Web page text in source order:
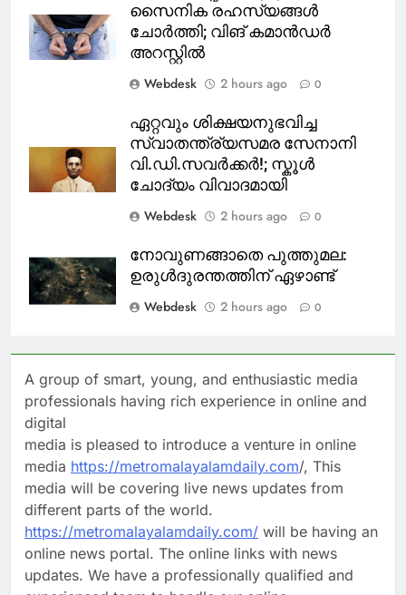
സൈനിക രഹസ്യങ്ങൾ
ചോർത്തി; വിങ് കമാൻഡർ
അറസ്റ്റിൽ
Webdesk
2 hours ago 0
ഏറ്റവും ശിക്ഷയനുഭവിച്ച
സ്വാതന്ത്ര്യസമര സേനാനി
വി.ഡി.സവർക്കർ!; സ്കൂൾ
ചോദ്യം വിവാദമായി
Webdesk
2 hours ago 0
നോവുണങ്ങാതെ പുത്തുമല:
ഉരുൾദുരന്തത്തിന് ഏഴാണ്ട്
Webdesk
2 hours ago 0
A group of smart, young, and enthusiastic media
professionals having rich experience in online and
digital
media is pleased to introduce a venture in online
media https://metromalayalamdaily.com/, This
media will be covering live news updates from
different parts of the world.
https://metromalayalamdaily.com/ will be having an
online news portal. The online links with news
updates. We have a professionally qualified and